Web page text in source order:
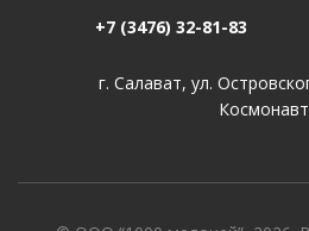
+7 (3476) 32-81-83
г. Салават, ул.